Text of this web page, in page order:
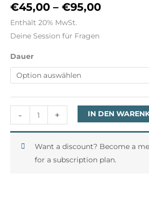
€45,00 – €95,00
Enthält 20% MwSt.
Deine Session für Fragen
Dauer
- + IN DEN
Want a discount? Become a
for a subscription plan.